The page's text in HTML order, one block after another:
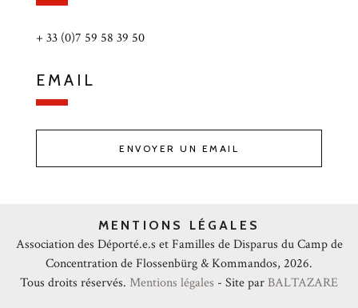
+ 33 (0)7 59 58 39 50
EMAIL
ENVOYER UN EMAIL
MENTIONS LÉGALES
Association des Déporté.e.s et Familles de Disparus du Camp de
Concentration de Flossenbürg & Kommandos, 2026.
Tous droits réservés. Mentions légales - Site par BALTAZARE